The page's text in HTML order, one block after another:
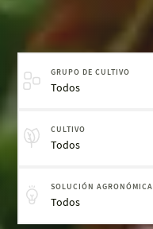
GRUPO DE CULTIVO
Todos
CULTIVO
Todos
SOLUCIÓN AGRONÓMICA
Todos